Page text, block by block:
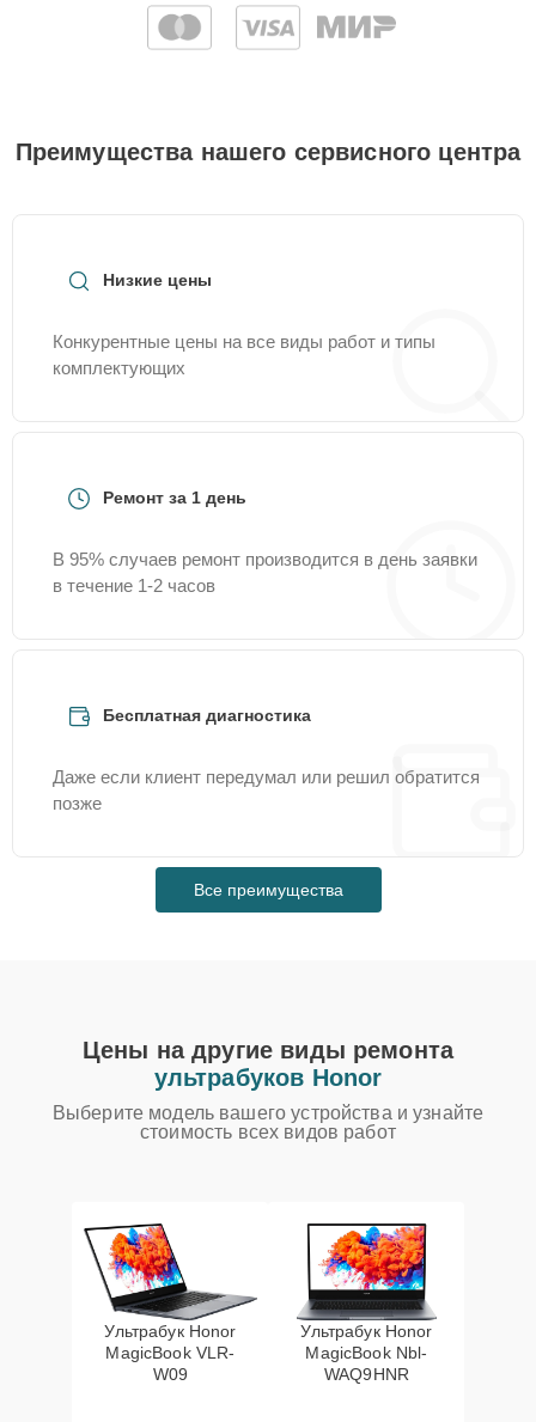
Преимущества нашего сервисного центра
Низкие цены
Конкурентные цены на все виды работ и типы
комплектующих
Ремонт за 1 день
В 95% случаев ремонт производится в день заявки
в течение 1-2 часов
Бесплатная диагностика
Даже если клиент передумал или решил обратится
позже
Все преимущества
Цены на другие виды ремонта
ультрабуков Honor
Выберите модель вашего устройства и узнайте
стоимость всех видов работ
Ультрабук Honor
MagicBook VLR-
W09
Ультрабук Honor
MagicBook Nbl-
WAQ9HNR